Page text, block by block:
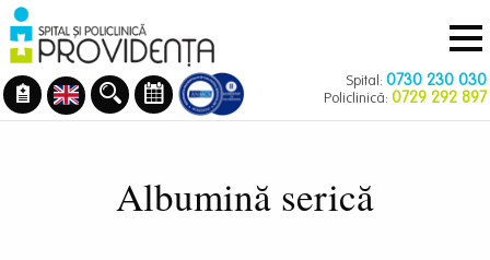
Mergi
la
conţinutul
principal
Navigare
principală
Spital: 0730 230 030
Policlinică: 0729 292 897
Albumină serică